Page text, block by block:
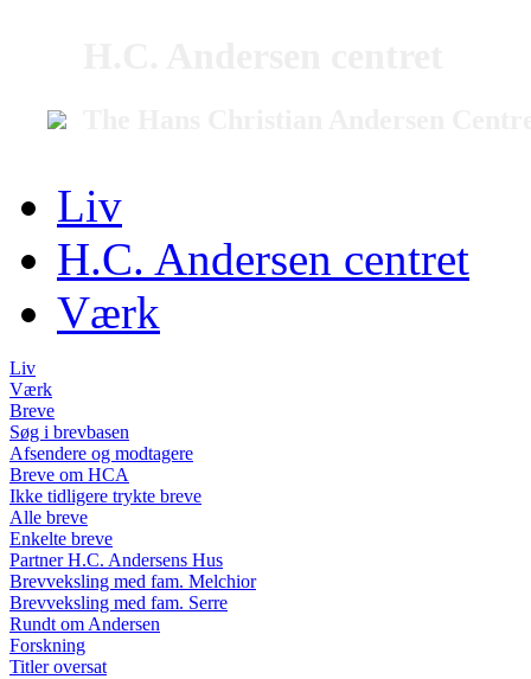
Liv
H.C. Andersen centret
Værk
Liv
Værk
Breve
Søg i brevbasen
Afsendere og modtagere
Breve om HCA
Ikke tidligere trykte breve
Alle breve
Enkelte breve
Partner H.C. Andersens Hus
Brevveksling med fam. Melchior
Brevveksling med fam. Serre
Rundt om Andersen
Forskning
Titler oversat